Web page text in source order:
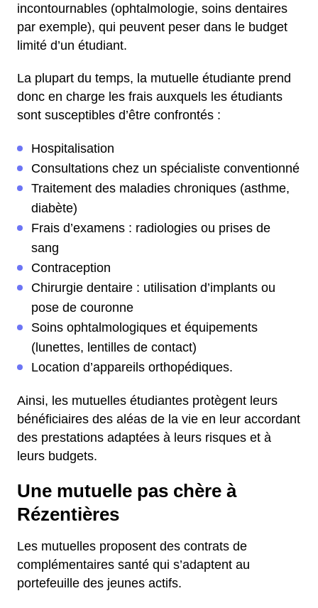
incontournables (ophtalmologie, soins dentaires
par exemple), qui peuvent peser dans le budget
limité d’un étudiant.
La plupart du temps, la mutuelle étudiante prend
donc en charge les frais auxquels les étudiants
sont susceptibles d’être confrontés :
Hospitalisation
Consultations chez un spécialiste conventionné
Traitement des maladies chroniques (asthme,
diabète)
Frais d’examens : radiologies ou prises de
sang
Contraception
Chirurgie dentaire : utilisation d’implants ou
pose de couronne
Soins ophtalmologiques et équipements
(lunettes, lentilles de contact)
Location d’appareils orthopédiques.
Ainsi, les mutuelles étudiantes protègent leurs
bénéficiaires des aléas de la vie en leur accordant
des prestations adaptées à leurs risques et à
leurs budgets.
Une mutuelle pas chère à
Rézentières
Les mutuelles proposent des contrats de
complémentaires santé qui s’adaptent au
portefeuille des jeunes actifs.